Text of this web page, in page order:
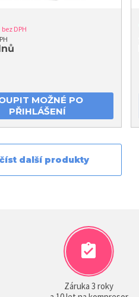
bez DPH
MOŽNÉ PO
PŘIHLÁŠENÍ
další produkty
Záruka 3 roky